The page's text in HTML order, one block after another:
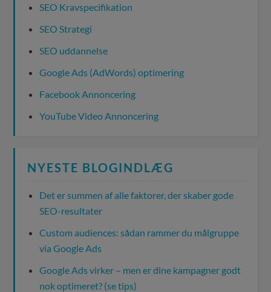
SEO Kravspecifikation
SEO Strategi
SEO uddannelse
Google Ads (AdWords) optimering
Facebook Annoncering
YouTube Video Annoncering
NYESTE BLOGINDLÆG
Det er summen af alle faktorer, der skaber gode
SEO-resultater
Custom audiences: sådan rammer du målgruppe
via Google Ads
Google Ads virker – men er dine kampagner godt
nok optimeret? (se tips)